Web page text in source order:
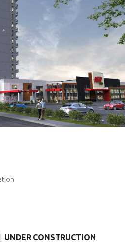
UNDER CONSTRUCTION